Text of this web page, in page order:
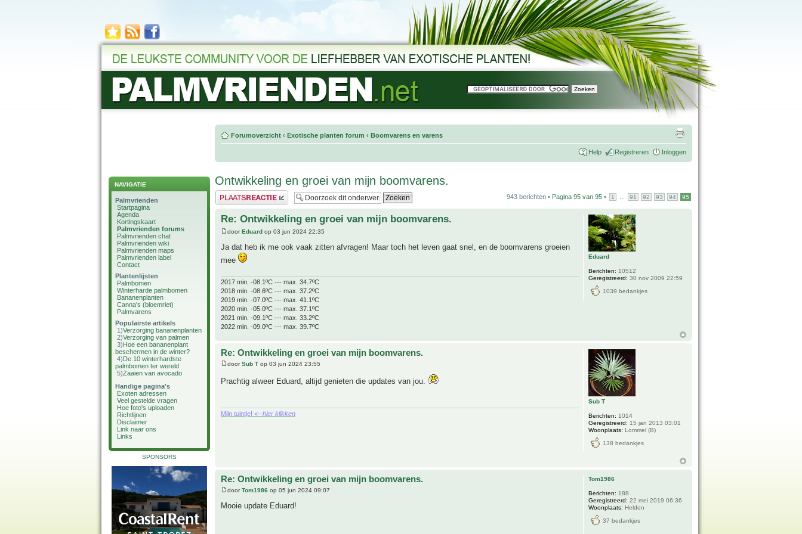
NAVIGATIE
Palmvrienden
Startpagina
Agenda
Kortingskaart
Palmvrienden forums
Palmvrienden chat
Palmvrienden wiki
Palmvrienden maps
Palmvrienden label
Contact
Plantenlijsten
Palmbomen
Winterharde palmbomen
Bananenplanten
Canna's (bloemriet)
Palmvarens
Populairste artikels
1)Verzorging bananenplanten
2)Verzorging van palmen
3)Hoe een bananenplant
beschermen in de winter?
4)De 10 winterhardste
palmbomen ter wereld
5)Zaaien van avocado
Handige pagina's
Exoten adressen
Veel gestelde vragen
Hoe foto's uploaden
Richtlijnen
Disclaimer
Link naar ons
Links
SPONSORS
Forumoverzicht ‹ Exotische planten forum ‹ Boomvarens en varens
Help Registreren Inloggen
Ontwikkeling en groei van mijn boomvarens.
Plaats een reactie 943 berichten • Pagina 95 van 95 • 1 91 92 93 94 95
Re: Ontwikkeling en groei van mijn boomvarens.
doorEduard op 03 jun 2024 22:35
Ja dat heb ik me ook vaak zitten afvragen! Maar toch het leven gaat snel, en de boomvarens groeien
mee
2017 min. -08.1ºC --- max. 34.7ºC
2018 min. -08.6ºC --- max. 37.2ºC
2019 min. -07.0ºC --- max. 41.1ºC
2020 min. -05.0ºC --- max. 37.1ºC
2021 min. -09.1ºC --- max. 33.2ºC
2022 min. -09.0ºC --- max. 39.7ºC
Eduard
Berichten: 10512
Geregistreerd: 30 nov 2009 22:59
1039 bedankjes
Re: Ontwikkeling en groei van mijn boomvarens.
doorSub T op 03 jun 2024 23:55
Prachtig alweer Eduard, altijd genieten die updates van jou.
Mijn tuintje! <--hier klikken
Sub T
Berichten: 1014
Geregistreerd: 15 jan 2013 03:01
Woonplaats: Lommel (B)
138 bedankjes
Re: Ontwikkeling en groei van mijn boomvarens.
doorTom1986 op 05 jun 2024 09:07
Mooie update Eduard!
Tom1986
Berichten: 188
Geregistreerd: 22 mei 2019 06:36
Woonplaats: Helden
37 bedankjes